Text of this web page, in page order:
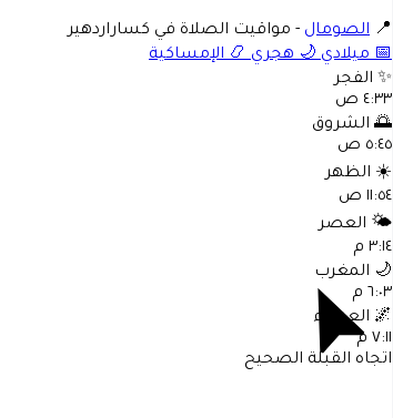
📍 الصومال - مواقيت الصلاة في كساراردهير
📅 ميلادي 🌙 هجري 📿 الإمساكية
✨ الفجر
٤:٣٣ ص
🌅 الشروق
٥:٤٥ ص
☀️ الظهر
١١:٥٤ ص
🌤️ العصر
٣:١٤ م
🌙 المغرب
٦:٠٣ م
🌌 العشاء
٧:١١ م
اتجاه القبلة الصحيح